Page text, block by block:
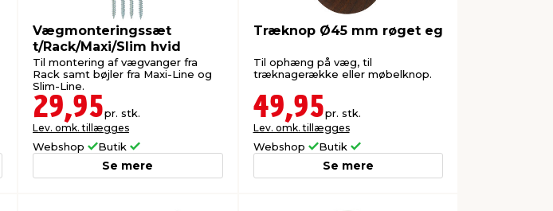
Vægmonteringssæt
t/Rack/Maxi/Slim hvid
Til montering af vægvanger fra
Rack samt bøjler fra Maxi-Line og
Slim-Line.
29,95pr. stk.
Lev. omk. tillægges
Webshop Butik
Se mere
Træknop Ø45 mm røget eg
Til ophæng på væg, til
træknagerække eller møbelknop.
49,95pr. stk.
Lev. omk. tillægges
Webshop Butik
Se mere